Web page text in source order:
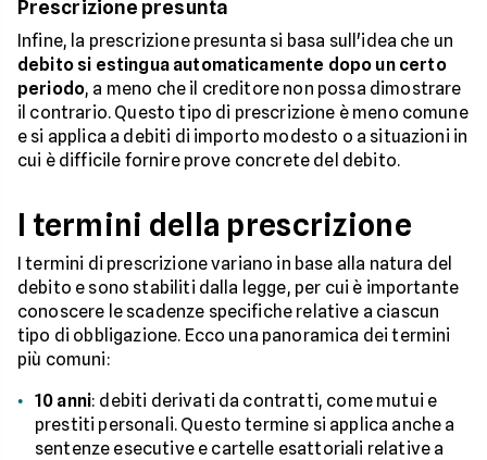
Prescrizione presunta
Infine, la prescrizione presunta si basa sull'idea che un
debito si estingua automaticamente dopo un certo
periodo, a meno che il creditore non possa dimostrare
il contrario. Questo tipo di prescrizione è meno comune
e si applica a debiti di importo modesto o a situazioni in
cui è difficile fornire prove concrete del debito.
I termini della prescrizione
I termini di prescrizione variano in base alla natura del
debito e sono stabiliti dalla legge, per cui è importante
conoscere le scadenze specifiche relative a ciascun
tipo di obbligazione. Ecco una panoramica dei termini
più comuni:
10 anni: debiti derivati da contratti, come mutui e
prestiti personali. Questo termine si applica anche a
sentenze esecutive e cartelle esattoriali relative a